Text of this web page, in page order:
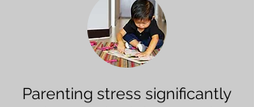
Parenting stress significantly